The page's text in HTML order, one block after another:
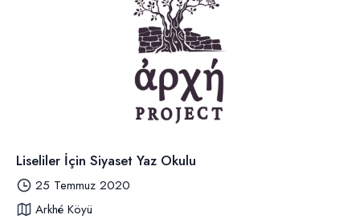
Liseliler İçin Siyaset Yaz Okulu
25 Temmuz 2020
Arkhé Köyü